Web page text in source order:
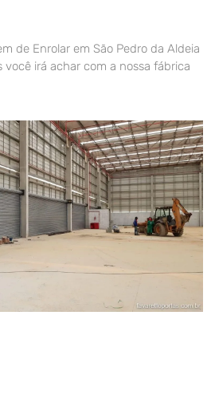
de Enrolar em São Pedro da Aldeia
você irá achar com a nossa fábrica